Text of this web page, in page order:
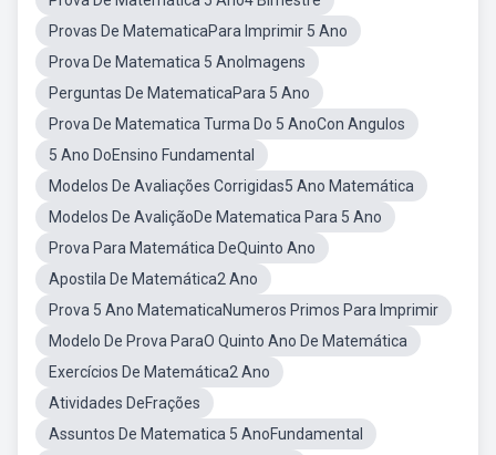
Provas De MatematicaPara Imprimir 5 Ano
Prova De Matematica 5 AnoImagens
Perguntas De MatematicaPara 5 Ano
Prova De Matematica Turma Do 5 AnoCon Angulos
5 Ano DoEnsino Fundamental
Modelos De Avaliações Corrigidas5 Ano Matemática
Modelos De AvaliçãoDe Matematica Para 5 Ano
Prova Para Matemática DeQuinto Ano
Apostila De Matemática2 Ano
Prova 5 Ano MatematicaNumeros Primos Para Imprimir
Modelo De Prova ParaO Quinto Ano De Matemática
Exercícios De Matemática2 Ano
Atividades DeFrações
Assuntos De Matematica 5 AnoFundamental